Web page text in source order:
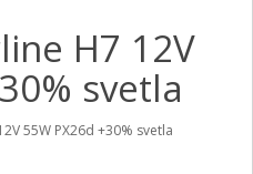
H7 12V
svetla
55W PX26d +30% svetla